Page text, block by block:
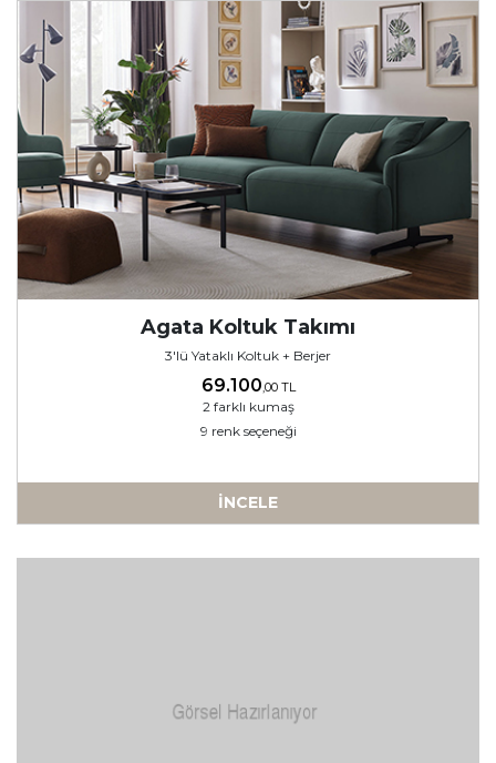
Agata Koltuk Takımı
3'lü Yataklı Koltuk + Berjer
69.100,00 TL
2 farklı kumaş
9 renk seçeneği
İNCELE
-